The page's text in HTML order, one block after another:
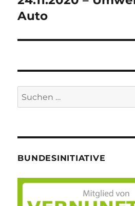
Auto
Suche
nach:
BUNDESINITIATIVE